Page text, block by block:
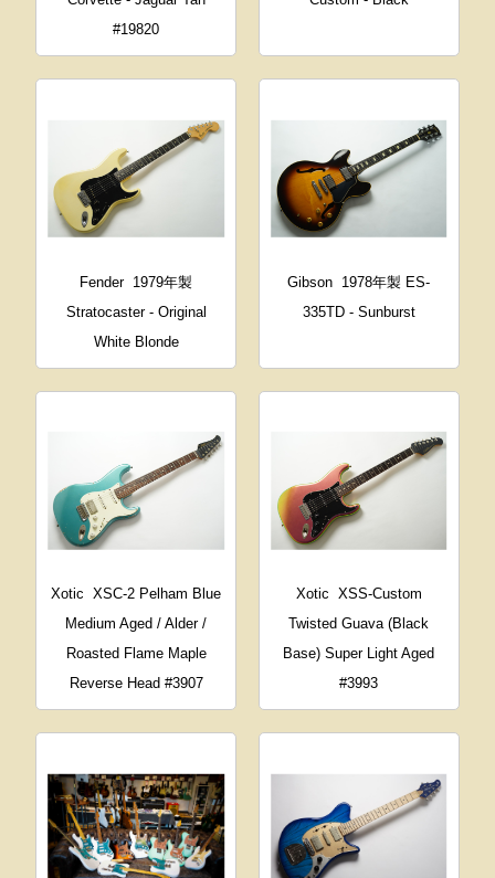
#19820
Fender 1979年製
Stratocaster - Original
White Blonde
Gibson 1978年製 ES-
335TD - Sunburst
Xotic
XSC-2 Pelham Blue
Medium Aged / Alder /
Roasted Flame Maple
Reverse Head #3907
Xotic XSS-Custom
Twisted Guava (Black
Base) Super Light Aged
#3993